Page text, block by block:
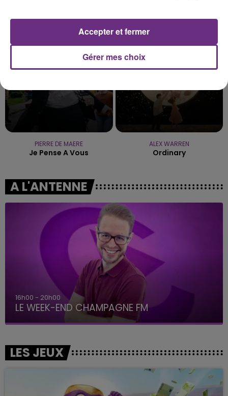
PIERRE DE MAERE
Je Pense A Vous
ALEX WARREN
Ordinary
A L'ANTENNE
16h00 - 20h00
LE WEEK-END CHAMPAGNE FM
LES JEUX
Gérer mes choix
Accepter et fermer